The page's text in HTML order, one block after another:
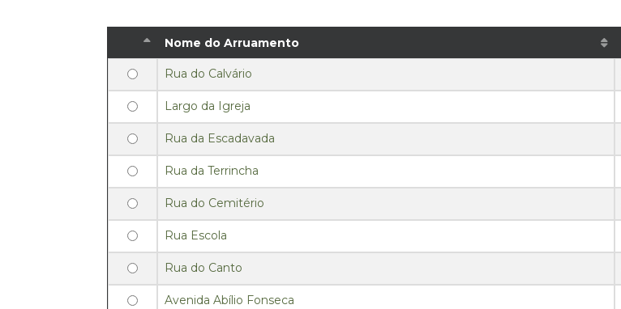
Nome do Arruamento
Rua do Calvário
Largo da Igreja
Rua da Escadavada
Rua da Terrincha
Rua do Cemitério
Rua Escola
Rua do Canto
Avenida Abílio Fonseca